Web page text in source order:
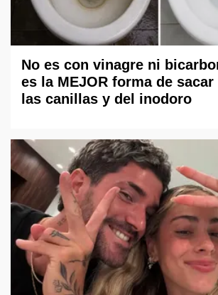
No es con vinagre ni
es la MEJOR forma de
las canillas y del inodoro